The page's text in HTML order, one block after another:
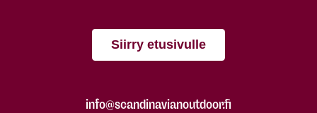
Siirry etusivulle
info@scandinavianoutdoor.fi